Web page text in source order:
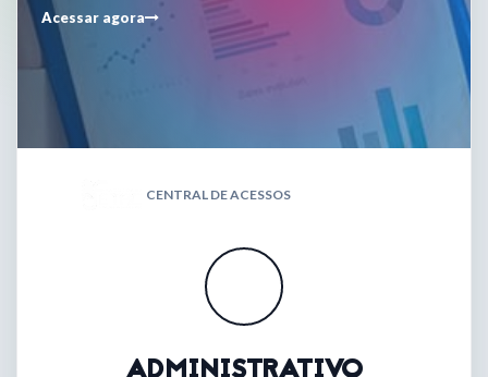
CENTRAL DE ACESSOS
Acessar agora